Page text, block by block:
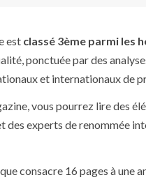
est classé 3ème parmi les
ponctuée par des
et internationaux de
vous pourrez lire des
des experts de renommée
consacre 16 pages à une